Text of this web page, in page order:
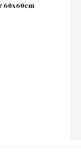
60x60cm